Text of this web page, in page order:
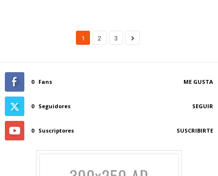
1 2 3
0 Fans ME GUSTA
0 Seguidores SEGUIR
0 Suscriptores SUSCRIBIRTE